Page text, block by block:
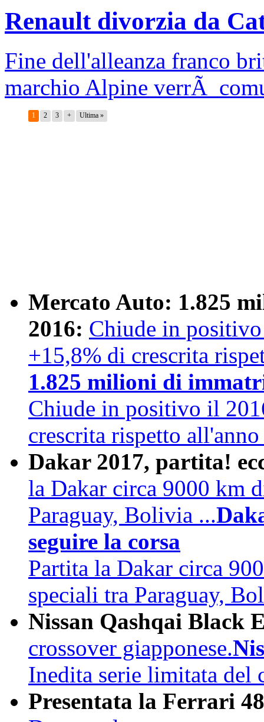
Renault divorzia da
Fine dell'alleanza franco
marchio Alpine verrÃ
1 2 3 + Ultima »
Mercato Auto: 1.825
2016: Chiude in
+15,8% di crescrita
1.825 milioni di
Chiude in positivo il
crescrita rispetto all'anno
Dakar 2017, partita!
la Dakar circa 9000 km
Paraguay, Bolivia ...
seguire la corsa
Partita la Dakar circa
speciali tra Paraguay,
Nissan Qashqai Black
crossover giapponese.
Inedita serie limitata del
Presentata la Ferrari